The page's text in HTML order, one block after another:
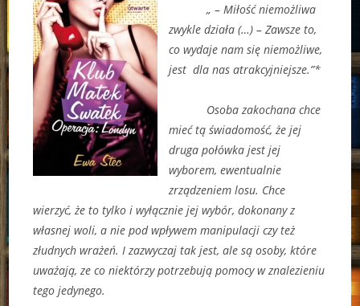
„ – Miłość niemożliwa
zwykle działa (…) – Zawsze to,
co wydaje nam się niemożliwe,
jest dla nas atrakcyjniejsze.”*
Osoba zakochana chce
mieć tą świadomość, że jej
druga połówka jest jej
wyborem, ewentualnie
zrządzeniem losu. Chce
wierzyć, że to tylko i wyłącznie jej wybór, dokonany z
własnej woli, a nie pod wpływem manipulacji czy też
złudnych wrażeń. I zazwyczaj tak jest, ale są osoby, które
uważają, ze co niektórzy potrzebują pomocy w znalezieniu
tego jedynego.